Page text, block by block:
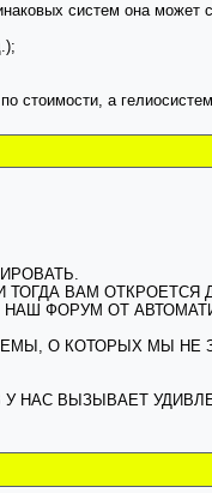
систем она может
стоимости, а
ВАМ ОТКРОЕТСЯ
ФОРУМ ОТ
О КОТОРЫХ МЫ НЕ
НАС ВЫЗЫВАЕТ